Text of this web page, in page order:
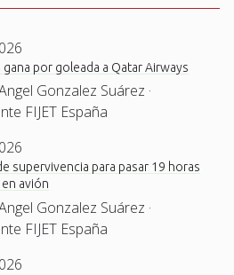
gana por goleada a Qatar Airways
Gonzalez Suárez ·
FIJET España
supervivencia para pasar 19 horas
avión
Gonzalez Suárez ·
FIJET España